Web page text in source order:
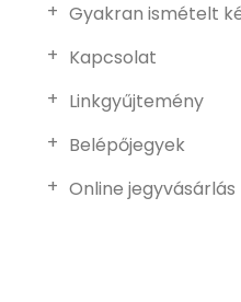
Gyakran ismételt
Kapcsolat
Linkgyűjtemény
Belépőjegyek
Online jegyvásárlás